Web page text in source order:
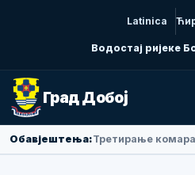
Latinica
Водостај ријеке
Град Добој
Обавјештења: